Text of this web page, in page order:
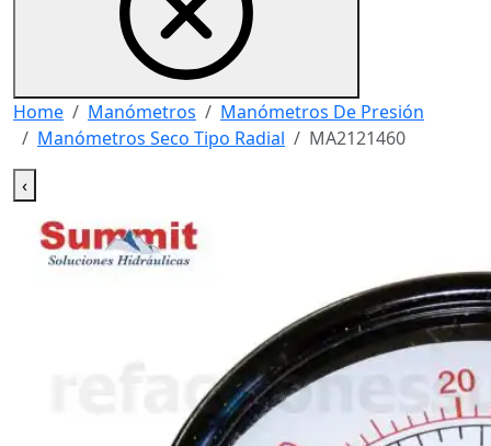
Home Manómetros
Manómetros De Presión
Manómetros Seco Tipo Radial
MA2121460
‹